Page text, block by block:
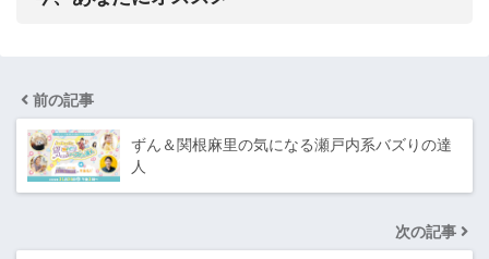
前の記事
ずん＆関根麻里の気になる瀬戸内系バズりの達
人
次の記事